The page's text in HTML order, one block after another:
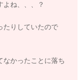
よね、、、？
たりしていたので
なかったことに落ち